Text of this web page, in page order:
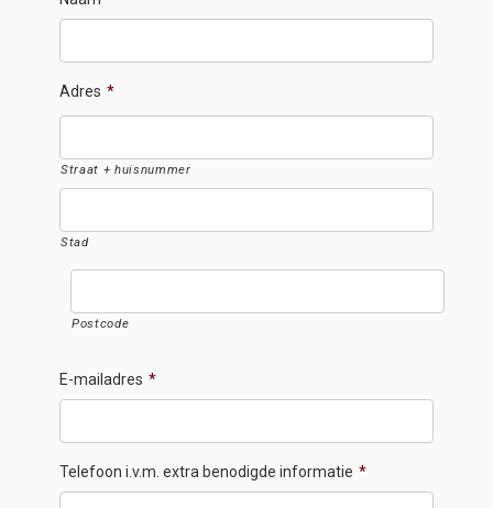
Adres *
Straat + huisnummer
Stad
Postcode
E-mailadres *
Telefoon i.v.m. extra benodigde informatie *